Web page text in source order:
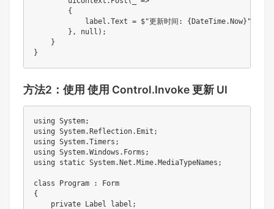
        {
            label.Text = $"更新时间: {DateTime.Now}";
        }, null);
    }
}
方法2：使用 使用 Control.Invoke 更新 UI
using System;
using System.Reflection.Emit;
using System.Timers;
using System.Windows.Forms;
using static System.Net.Mime.MediaTypeNames;
class Program : Form
{
    private Label label;